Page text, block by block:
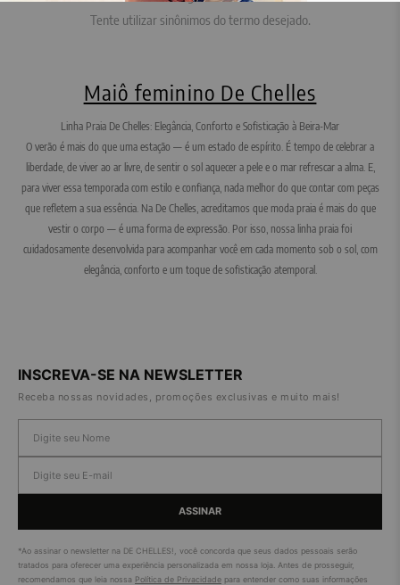
Tente utilizar sinônimos do termo desejado.
Maiô feminino De Chelles
Linha Praia De Chelles: Elegância, Conforto e Sofisticação à Beira-Mar
O verão é mais do que uma estação — é um estado de espírito. É tempo de celebrar a
liberdade, de viver ao ar livre, de sentir o sol aquecer a pele e o mar refrescar a alma. E,
para viver essa temporada com estilo e confiança, nada melhor do que contar com peças
que refletem a sua essência. Na De Chelles, acreditamos que moda praia é mais do que
vestir o corpo — é uma forma de expressão. Por isso, nossa linha praia foi
cuidadosamente desenvolvida para acompanhar você em cada momento sob o sol, com
elegância, conforto e um toque de sofisticação atemporal.
INSCREVA-SE NA NEWSLETTER
Receba nossas novidades, promoções exclusivas e muito mais!
ASSINAR
*Ao assinar o newsletter na DE CHELLES!, você concorda que seus dados pessoais serão
tratados para oferecer uma experiência personalizada em nossa loja. Antes de prosseguir,
recomendamos que leia nossa Política de Privacidade para entender como suas informações